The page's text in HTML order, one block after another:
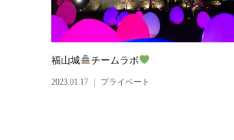
福山城 チームラボ
2023.01.17 プライベート